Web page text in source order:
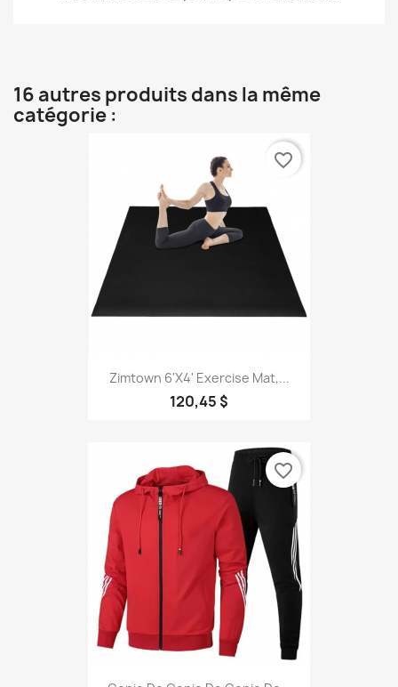
16 autres produits dans la même
catégorie :
Zimtown 6'x4' Exercise Mat,...
120,45 $
favorite_border
favorite_border